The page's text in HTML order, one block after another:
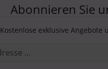
Abonnieren Sie
Kostenlose exklusive